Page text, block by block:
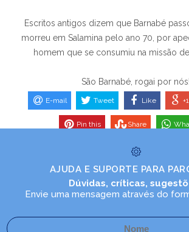
Escritos antigos dizem que Barnabé
morreu em Salamina pelo ano 70, por
homem que se consumiu na missão
São Barnabé, rogai por nós!
E-mail Tweet Like +1
Pin this Share
AJUDA E SUPORTE PARA
Dúvidas, críticas,
Envie uma mensagem através do